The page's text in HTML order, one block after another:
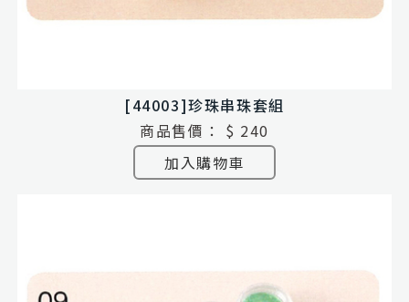
[44003]珍珠串珠套組
商品售價：
$ 240
加入購物車